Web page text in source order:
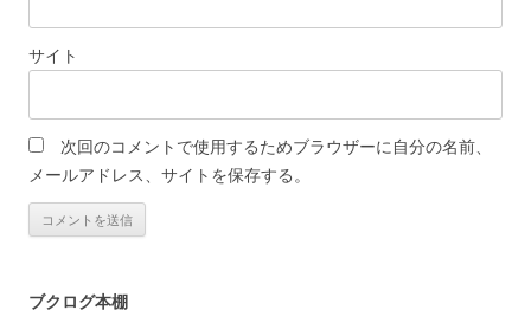
サイト
次回のコメントで使用するためブラウザーに自分の名前、
メールアドレス、サイトを保存する。
ブクログ本棚